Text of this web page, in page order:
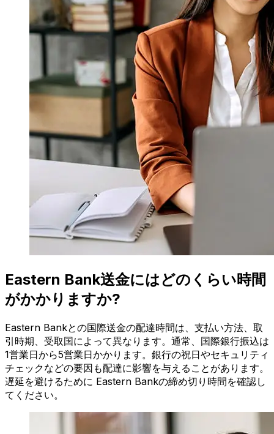
Eastern Bank送金にはどのくらい時間
がかかりますか?
Eastern Bankとの国際送金の配達時間は、支払い方法、取
引時期、受取国によって異なります。通常、国際銀行振込は
1営業日から5営業日かかります。銀行の祝日やセキュリティ
チェックなどの要因も配達に影響を与えることがあります。
遅延を避けるために Eastern Bankの締め切り時間を確認し
てください。